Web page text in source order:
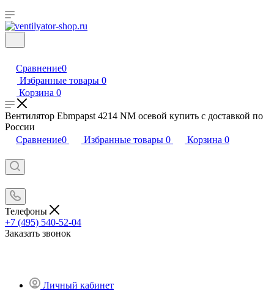
Сравнение0
Избранные товары 0
Корзина 0
Вентилятор Ebmpapst 4214 NM осевой купить с доставкой по
России
Сравнение0 Избранные товары 0 Корзина 0
Телефоны
+7 (495) 540-52-04
Заказать звонок
Личный кабинет